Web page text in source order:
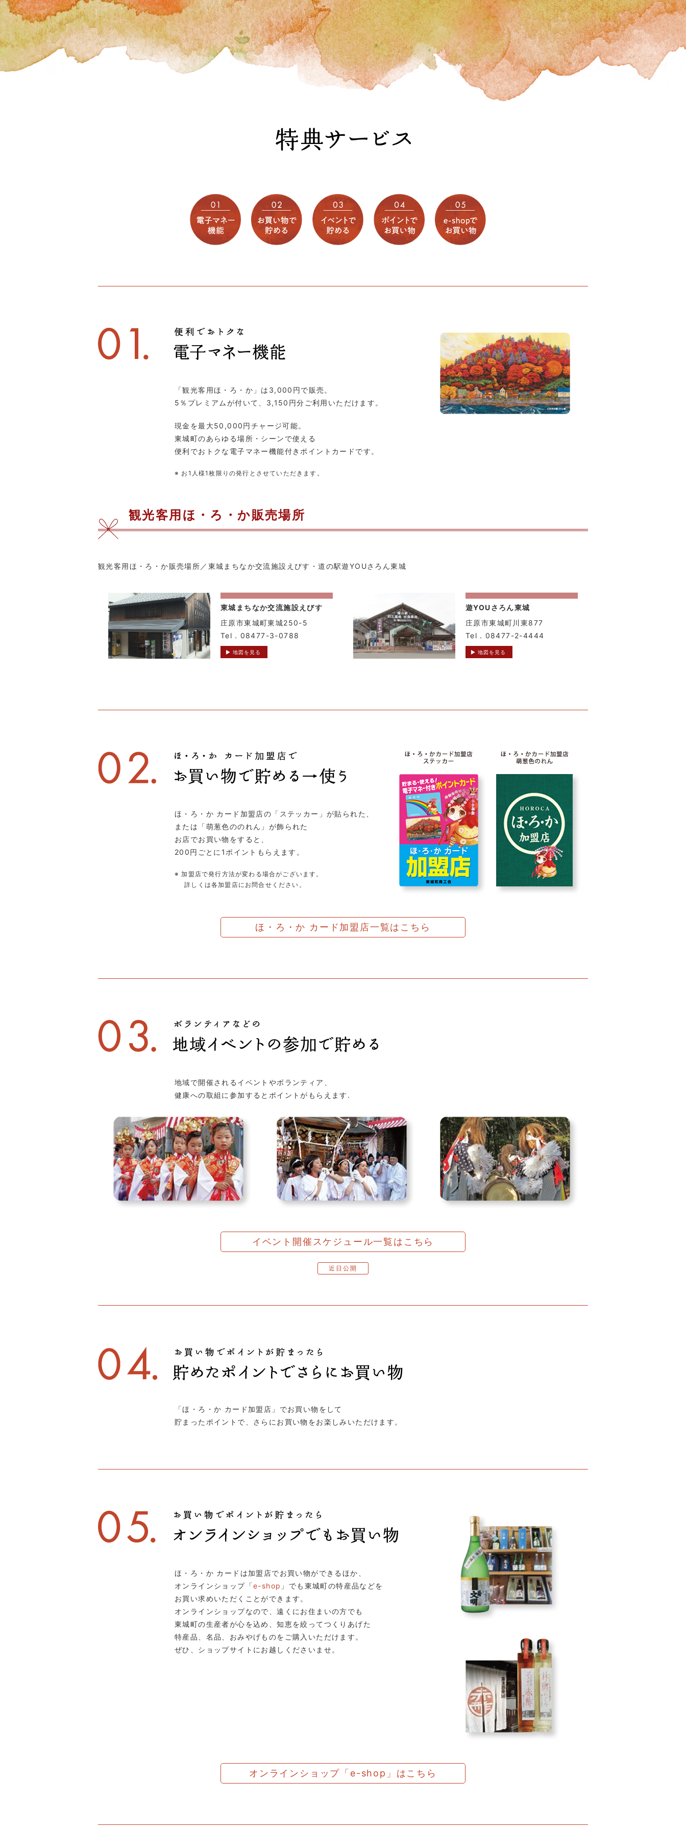
「観光客用ほ・ろ・か」は3,000円で販売。
5％プレミアムが付いて、3,150円分ご利用いただけます。
現金を最大50,000円チャージ可能。
東城町のあらゆる場所・シーンで使える
便利でおトクな電子マネー機能付きポイントカードです。
※ お1人様1枚限りの発行とさせていただきます。
観光客用ほ・ろ・か販売場所
観光客用ほ・ろ・か販売場所／東城まちなか交流施設えびす・道の駅遊YOUさろん東城
東城まちなか交流施設えびす
庄原市東城町東城250-5
Tel．08477-3-0788
▶ 地図を見る
遊YOUさろん東城
庄原市東城町川東877
Tel．08477-2-4444
▶ 地図を見る
ほ・ろ・か カード加盟店の「ステッカー」が貼られた、
または「萌葱色ののれん」が飾られた
お店でお買い物をすると、
200円ごとに1ポイントもらえます。
※ 加盟店で発行方法が変わる場合がございます。
詳しくは各加盟店にお問合せください。
ほ・ろ・か カード加盟店一覧はこちら
地域で開催されるイベントやボランティア、
健康への取組に参加するとポイントがもらえます.
イベント開催スケジュール一覧はこちら
「ほ・ろ・か カード加盟店」でお買い物をして
貯まったポイントで、さらにお買い物をお楽しみいただけます。
ほ・ろ・か カードは加盟店でお買い物ができるほか、
オンラインショップ「e-shop 」でも東城町の特産品などを
お買い求めいただくことができます。
オンラインショップなので、遠くにお住まいの方でも
東城町の生産者が心を込め、知恵を絞ってつくりあげた
特産品、名品、おみやげものをご購入いただけます。
ぜひ、ショップサイトにお越しくださいませ。
オンラインショップ 「e-shop」はこちら